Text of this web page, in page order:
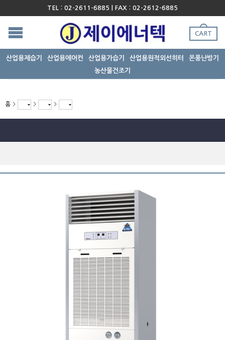
TEL : 02-2611-6885 | FAX : 02-2612-6885
CART
산업용제습기 산업용에어컨 산업용가습기 산업용원적외선히터
온풍난방기
농산물건조기
홈